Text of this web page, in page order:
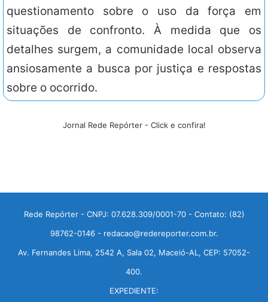
questionamento sobre o uso da força em
situações de confronto. À medida que os
detalhes surgem, a comunidade local observa
ansiosamente a busca por justiça e respostas
sobre o ocorrido.
Jornal Rede Repórter - Click e confira!
Rede Repórter - CNPJ: 07.628.309/0001-70 - Contato: (82)
98762-0146 - redacao@redereporter.com.br.
Av. Fernandes Lima, 2542 A, Sala 02, Maceió-AL, CEP: 57052-
400.
EXPEDIENTE: